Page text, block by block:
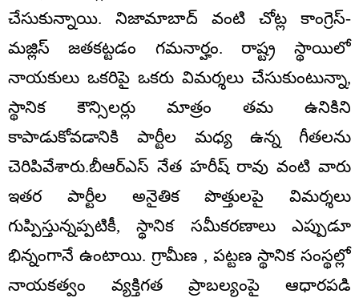
చేసుకున్నాయి. నిజామాబాద్ వంటి చోట్ల కాంగ్రెస్-
మజ్లిస్ జతకట్టడం గమనార్హం. రాష్ట్ర స్థాయిలో
నాయకులు ఒకరిపై ఒకరు విమర్శలు చేసుకుంటున్నా,
స్థానిక కౌన్సిలర్లు మాత్రం తమ ఉనికిని
కాపాడుకోవడానికి పార్టీల మధ్య ఉన్న గీతలను
చెరిపివేశారు.బీఆర్ఎస్ నేత హరీష్ రావు వంటి వారు
ఇతర పార్టీల అనైతిక పొత్తులపై విమర్శలు
గుప్పిస్తున్నప్పటికీ, స్థానిక సమీకరణాలు ఎప్పుడూ
భిన్నంగానే ఉంటాయి. గ్రామీణ , పట్టణ స్థానిక సంస్థల్లో
నాయకత్వం వ్యక్తిగత ప్రాబల్యంపై ఆధారపడి